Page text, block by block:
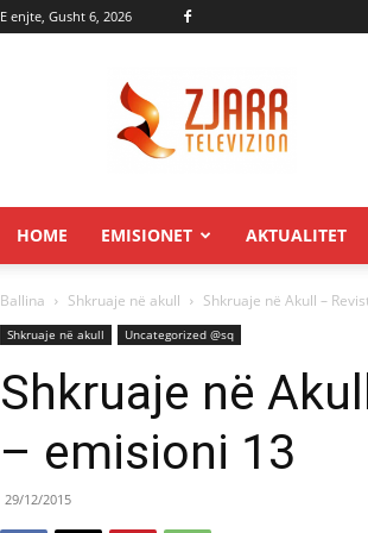
E enjte, Gusht 6, 2026
HOME EMISIONET AKTUALITET
Ballina Shkruaje në akull Shkruaje në Akull –
Shkruaje në akull Uncategorized @sq
Shkruaje në
– emisioni 13
29/12/2015